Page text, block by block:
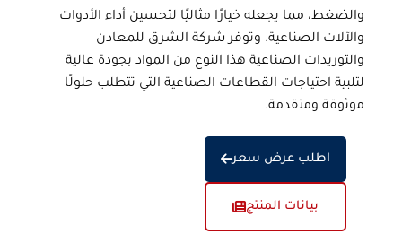
والضغط، مما يجعله خيارًا مثاليًا لتحسين أداء الأدوات
والآلات الصناعية. وتوفرشركة الشرق للمعادن
والتوريدات الصناعية هذا النوع من المواد بجودة عالية
لتلبية احتياجات القطاعات الصناعية التي تتطلب حلولًا
موثوقة ومتقدمة.
اطلب عرض سعر
بيانات المنتج